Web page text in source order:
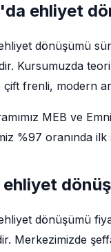
ehliyet
dönüşümü
Kursumuzda
çift frenli, modern
MEB ve
%97 oranında ilk
dönüşümü
Merkezimizde